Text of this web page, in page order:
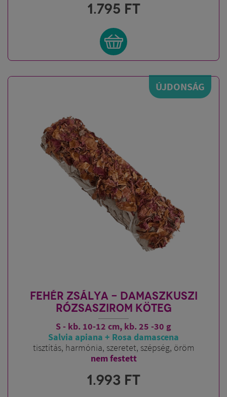
1.795 FT
ÚJDONSÁG
FEHÉR ZSÁLYA - DAMASZKUSZI
RÓZSASZIROM KÖTEG
S - kb. 10-12 cm, kb. 25 -30 g
Salvia apiana + Rosa damascena
tisztítás, harmónia, szeretet, szépség, öröm
nem festett
1.993 FT